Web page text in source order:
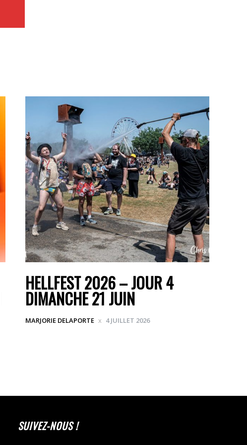
HELLFEST 2026 – JOUR 4
DIMANCHE 21 JUIN
MARJORIE DELAPORTE 4 JUILLET 2026
SUIVEZ-NOUS !